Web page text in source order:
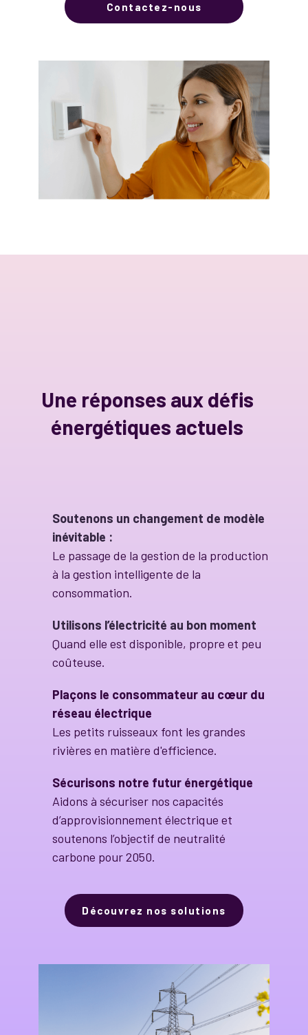
Contactez-nous
Une réponses aux défis
énergétiques actuels
Soutenons un changement de modèle
inévitable :
Le passage de la gestion de la production
à la gestion intelligente de la
consommation.
Utilisons l’électricité au bon moment
Quand elle est disponible, propre et peu
coûteuse.
Plaçons le consommateur au cœur du
réseau électrique
Les petits ruisseaux font les grandes
rivières en matière d'efficience.
Sécurisons notre futur énergétique
Aidons à sécuriser nos capacités
d’approvisionnement électrique et
soutenons l’objectif de neutralité
carbone pour 2050.
Découvrez nos solutions